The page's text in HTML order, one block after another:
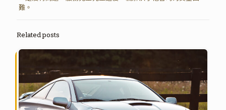
難。
Related posts